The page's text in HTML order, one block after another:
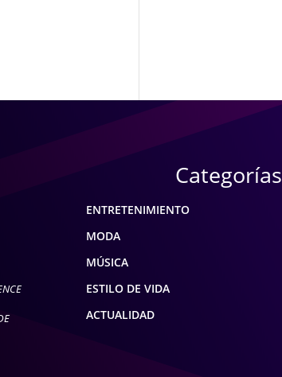
Categorías
ENTRETENIMIENTO
MODA
MÚSICA
ESTILO DE VIDA
ACTUALIDAD